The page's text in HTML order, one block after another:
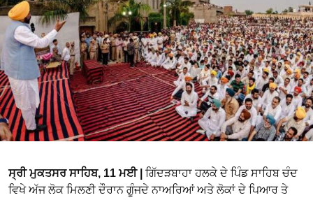
ਸ੍ਰੀ ਮੁਕਤਸਰ ਸਾਹਿਬ, 11 ਮਈ |
ਗਿੱਦੜਬਾਹਾ ਹਲਕੇ ਦੇ ਪਿੰਡ ਸਾਹਿਬ ਚੰਦ
ਵਿਖੇ ਅੱਜ ਲੋਕ ਮਿਲਣੀ ਦੌਰਾਨ ਗੂੰਜਦੇ ਨਾਅਰਿਆਂ ਅਤੇ ਲੋਕਾਂ ਦੇ ਪਿਆਰ ਤੇ